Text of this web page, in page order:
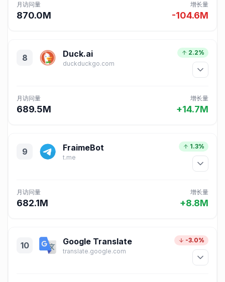
月访问量
870.0M
增长量
-104.6M
8 Duck.ai
duckduckgo.com
2.2%
月访问量
689.5M
增长量
+14.7M
9 FraimeBot
t.me
1.3%
月访问量
682.1M
增长量
+8.8M
10 Google Translate
translate.google.com
-3.0%